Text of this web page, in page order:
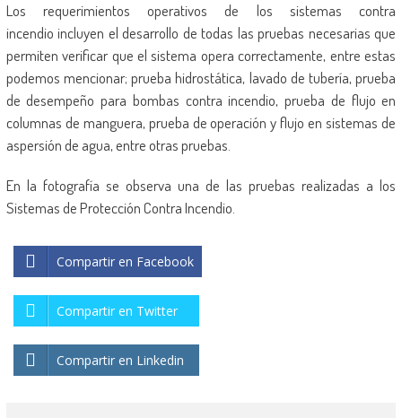
Los requerimientos operativos de los sistemas contra
incendio incluyen el desarrollo de todas las pruebas necesarias que
permiten verificar que el sistema opera correctamente, entre estas
podemos mencionar; prueba hidrostática, lavado de tubería, prueba
de desempeño para bombas contra incendio, prueba de flujo en
columnas de manguera, prueba de operación y flujo en sistemas de
aspersión de agua, entre otras pruebas.
En la fotografía se observa una de las pruebas realizadas a los
Sistemas de Protección Contra Incendio.
Compartir en Facebook
Compartir en Twitter
Compartir en Linkedin